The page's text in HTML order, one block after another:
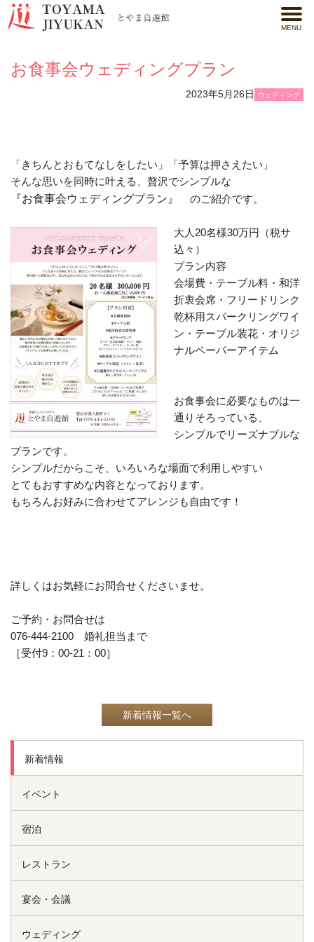
MENU
お食事会ウェディングプラン
2023年5月26日 ウェディング
「きちんとおもてなしをしたい」「予算は押さえたい」
そんな思いを同時に叶える、贅沢でシンプルな
『お食事会ウェディングプラン』 のご紹介です。
大人 20名様30万円（税サ
込々）
プラン内容
会場費・テーブル料・和洋
折衷会席・フリードリンク
乾杯用スパークリングワイ
ン・テーブル装花・オリジ
ナルペーパーアイテム
お食事会に必要なものは一
通りそろっている、
シンプルでリーズナブルな
プランです。
シンプルだからこそ、いろいろな場面で利用しやすい
とてもおすすめな内容となっております。
もちろんお好みに合わせてアレンジも自由です！
詳しくはお気軽にお問合せくださいませ。
ご予約・お問合せは
076-444-2100 婚礼担当まで
［受付9 ： 00-21 ： 00］
新着情報一覧へ
新着情報
イベント
宿泊
レストラン
宴会・会議
ウェディング